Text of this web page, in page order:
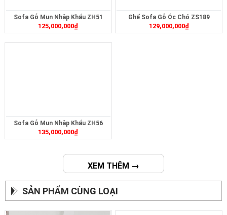
Sofa Gỗ Mun Nhập Khẩu ZH51
125,000,000₫
Ghế Sofa Gỗ Óc Chó ZS189
129,000,000₫
Sofa Gỗ Mun Nhập Khẩu ZH56
135,000,000₫
XEM THÊM →
SẢN PHẨM CÙNG LOẠI